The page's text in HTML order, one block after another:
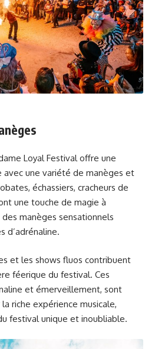
Loyal Festival offre une
une variété de manèges et
échassiers, cracheurs de
une touche de magie à
manèges sensationnels
d’adrénaline.
et les shows fluos contribuent
féerique du festival. Ces
et émerveillement, sont
riche expérience musicale,
festival unique et inoubliable.